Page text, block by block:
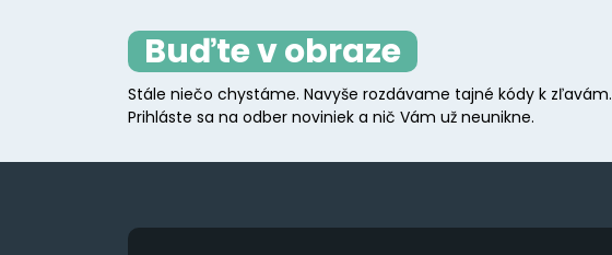
Buďte v obraze
Stále niečo chystáme. Navyše rozdávame tajné kódy k zľavám.
Prihláste sa na odber noviniek a nič Vám už neunikne.